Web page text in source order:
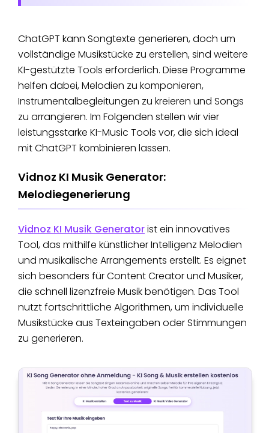
ChatGPT kann Songtexte generieren, doch um
vollständige Musikstücke zu erstellen, sind weitere
KI-gestützte Tools erforderlich. Diese Programme
helfen dabei, Melodien zu komponieren,
Instrumentalbegleitungen zu kreieren und Songs
zu arrangieren. Im Folgenden stellen wir vier
leistungsstarke KI-Music Tools vor, die sich ideal
mit ChatGPT kombinieren lassen.
Vidnoz KI Musik Generator:
Melodiegenerierung
Vidnoz KI Musik Generatorist ein innovatives
Tool, das mithilfe künstlicher Intelligenz Melodien
und musikalische Arrangements erstellt. Es eignet
sich besonders für Content Creator und Musiker,
die schnell lizenzfreie Musik benötigen. Das Tool
nutzt fortschrittliche Algorithmen, um individuelle
Musikstücke aus Texteingaben oder Stimmungen
zu generieren.